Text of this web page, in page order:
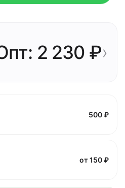
2 230 ₽›
500 ₽
от 150 ₽